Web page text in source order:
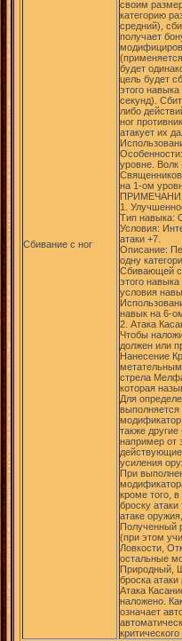
Сбивание с ног
своим
категорию
средний),
получает
будет
цель будет
этого
секунд).
либо
ног
атакует их
уровне. Волк
на 1-ом
1.
Тип навыка:
Условия:
атаки +7.
Описание:
одну
Сбивающей с
этого
условия
навык на 6-
2. Атака
Чтобы
должен или
Нанесение
стрела
которая
Для
выполняется
также
например от
усиления
При
кроме того,
броску
атаке
Полученный
(при этом
Ловкости,
остальные
Природный,
броска
Атака
наложено.
означает